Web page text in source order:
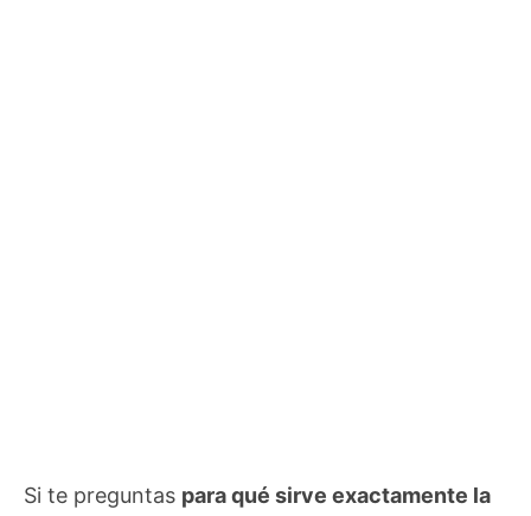
Si te preguntas para qué sirve exactamente la